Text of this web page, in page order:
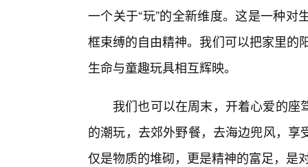
一个关于“玩”的全新维度。这是一种
框束缚的自由精神。我们可以把家里的
生命与童趣玩具相互辉映。
我们也可以在周末，开着心爱的
的潮玩，去郊外野餐，去海边兜风，
仅是物质的堆砌，更是精神的富足，是